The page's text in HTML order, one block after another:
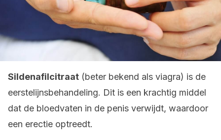
Sildenafilcitraat (beter bekend als viagra) is de
eerstelijnsbehandeling. Dit is een krachtig middel
dat de bloedvaten in de penis verwijdt, waardoor
een erectie optreedt.